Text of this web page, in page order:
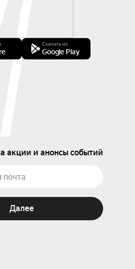
Скачать из
Google Play
акции и анонсы событий
Далее